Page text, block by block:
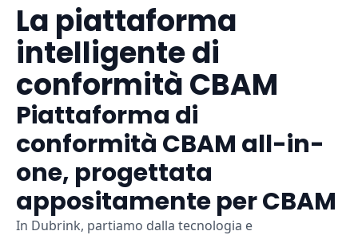
La piattaforma
intelligente di
conformità CBAM
Piattaforma di
conformità CBAM all-in-
one, progettata
appositamente per CBAM
In Dubrink, partiamo dalla tecnologia e